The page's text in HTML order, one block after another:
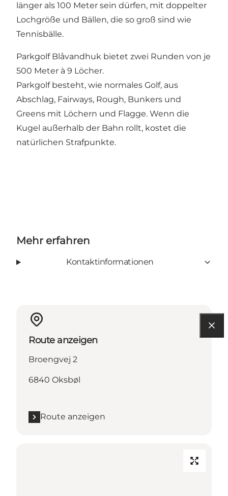
länger als 100 Meter sein dürfen, mit doppelter
Lochgröße und Bällen, die so groß sind wie
Tennisbälle.
Parkgolf Blåvandhuk bietet zwei Runden von je
500 Meter à 9 Löcher.
Parkgolf besteht, wie normales Golf, aus
Abschlag, Fairways, Rough, Bunkers und
Greens mit Löchern und Flagge. Wenn die
Kugel außerhalb der Bahn rollt, kostet die
natürlichen Strafpunkte.
Mehr erfahren
Kontaktinformationen
Route anzeigen
Broengvej 2
6840 Oksbøl
Route anzeigen